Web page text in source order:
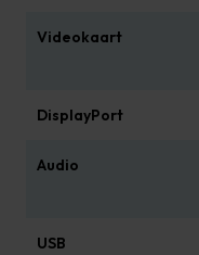
Videokaart
DisplayPort
Audio
USB